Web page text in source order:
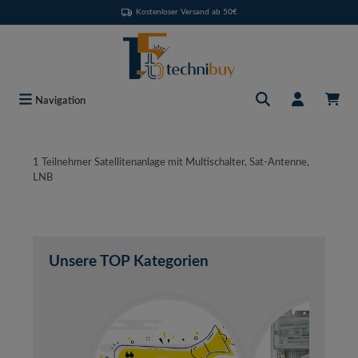
Kostenloser Versand ab 50€
Navigation
1 Teilnehmer Satellitenanlage mit Multischalter, Sat-Antenne,
LNB
Unsere TOP Kategorien